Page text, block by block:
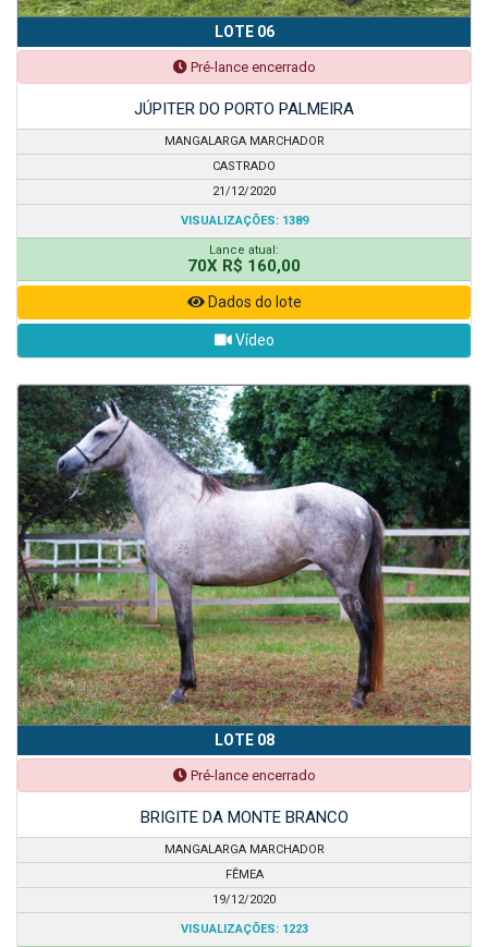
LOTE 06
Pré-lance encerrado
JÚPITER DO PORTO PALMEIRA
MANGALARGA MARCHADOR
CASTRADO
21/12/2020
VISUALIZAÇÕES: 1389
Lance atual:
70X R$ 160,00
Dados do lote
Vídeo
LOTE 08
Pré-lance encerrado
BRIGITE DA MONTE BRANCO
MANGALARGA MARCHADOR
FÊMEA
19/12/2020
VISUALIZAÇÕES: 1223